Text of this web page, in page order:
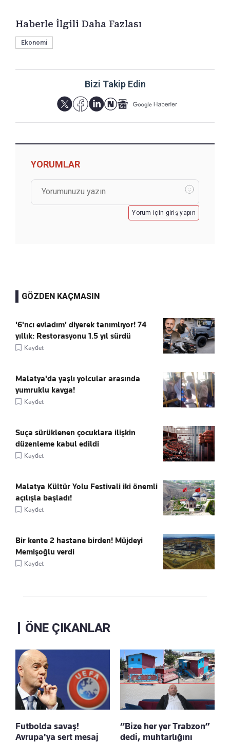
Haberle İlgili Daha Fazlası
Ekonomi
Bizi Takip Edin
YORUMLAR
Yorum için giriş yapın
GÖZDEN KAÇMASIN
'6'ncı evladım' diyerek tanımlıyor! 74
yıllık: Restorasyonu 1.5 yıl sürdü
Kaydet
Malatya'da yaşlı yolcular arasında
yumruklu kavga!
Kaydet
Suça sürüklenen çocuklara ilişkin
düzenleme kabul edildi
Kaydet
Malatya Kültür Yolu Festivali iki önemli
açılışla başladı!
Kaydet
Bir kente 2 hastane birden! Müjdeyi
Memişoğlu verdi
Kaydet
ÖNE ÇIKANLAR
Futbolda savaş!
Avrupa'ya sert mesaj
“Bize her yer Trabzon”
dedi, muhtarlığını